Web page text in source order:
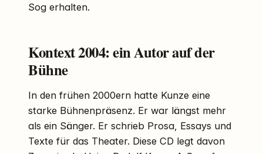
Sog erhalten.
Kontext 2004: ein Autor auf der
Bühne
In den frühen 2000ern hatte Kunze eine
starke Bühnenpräsenz. Er war längst mehr
als ein Sänger. Er schrieb Prosa, Essays und
Texte für das Theater. Diese CD legt davon